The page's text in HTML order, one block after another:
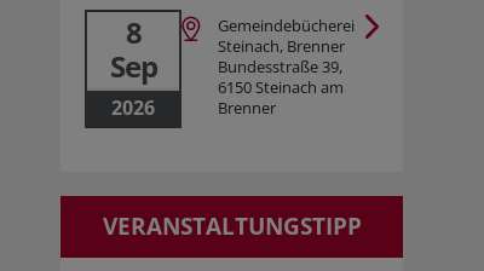
8
Sep
2026
Gemeindebücherei
Steinach, Brenner
Bundesstraße 39,
6150 Steinach am
Brenner
VERANSTALTUNGSTIPP